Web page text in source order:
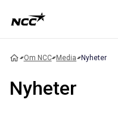
Om NCC Media Nyheter
Nyheter